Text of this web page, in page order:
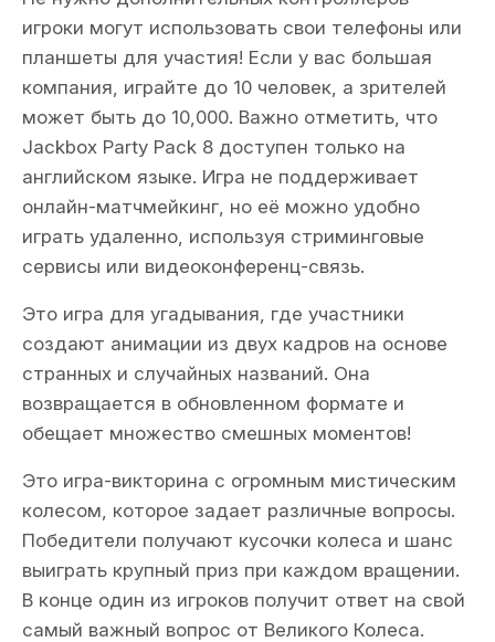
игроки могут использовать свои телефоны или
планшеты для участия! Если у вас большая
компания, играйте до 10 человек, а зрителей
может быть до 10,000. Важно отметить, что
Jackbox Party Pack 8 доступен только на
английском языке. Игра не поддерживает
онлайн-матчмейкинг, но её можно удобно
играть удаленно, используя стриминговые
сервисы или видеоконференц-связь.
Это игра для угадывания, где участники
создают анимации из двух кадров на основе
странных и случайных названий. Она
возвращается в обновленном формате и
обещает множество смешных моментов!
Это игра-викторина с огромным мистическим
колесом, которое задает различные вопросы.
Победители получают кусочки колеса и шанс
выиграть крупный приз при каждом вращении.
В конце один из игроков получит ответ на свой
самый важный вопрос от Великого Колеса.